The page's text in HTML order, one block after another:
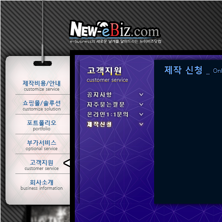
ㆍ 공지사항
ㆍ 자주묻는질문
ㆍ 온라인1:1문의
ㆍ 제작신청